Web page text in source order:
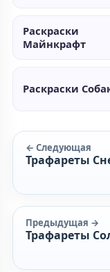
Раскраски
Майнкрафт
Раскраски
← Следующая
Трафареты
Предыдущая →
Трафареты